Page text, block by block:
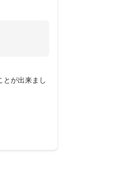
とが出来まし